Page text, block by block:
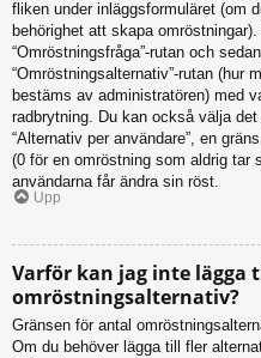
fliken under inläggsformuläret (om
behörighet att skapa
“Omröstningsfråga”-rutan och
“Omröstningsalternativ”-rutan (hur
bestäms av administratören) med
radbrytning. Du kan också välja
“Alternativ per användare”, en
(0 för en omröstning som aldrig tar
användarna får ändra sin röst.
Upp
Varför kan jag inte lägga
omröstningsalternativ?
Gränsen för antal
Om du behöver lägga till fler